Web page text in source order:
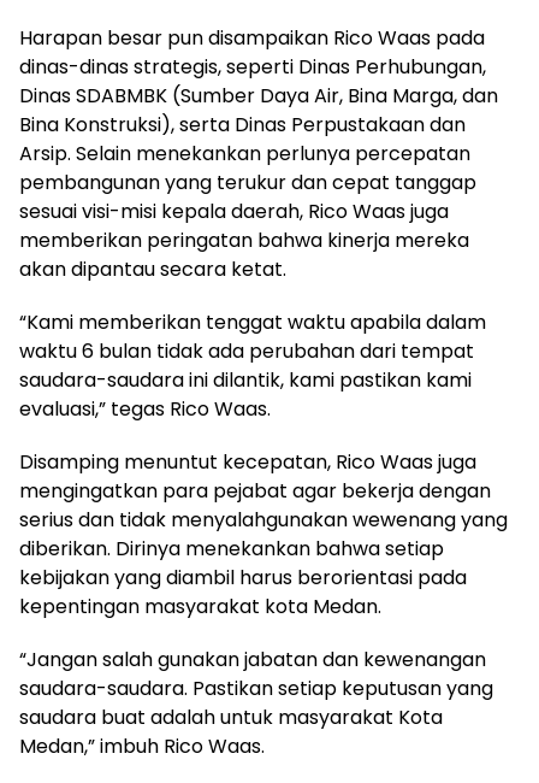
Harapan besar pun disampaikan Rico Waas pada
dinas-dinas strategis, seperti Dinas Perhubungan,
Dinas SDABMBK (Sumber Daya Air, Bina Marga, dan
Bina Konstruksi), serta Dinas Perpustakaan dan
Arsip. Selain menekankan perlunya percepatan
pembangunan yang terukur dan cepat tanggap
sesuai visi-misi kepala daerah, Rico Waas juga
memberikan peringatan bahwa kinerja mereka
akan dipantau secara ketat.
“Kami memberikan tenggat waktu apabila dalam
waktu 6 bulan tidak ada perubahan dari tempat
saudara-saudara ini dilantik, kami pastikan kami
evaluasi,” tegas Rico Waas.
Disamping menuntut kecepatan, Rico Waas juga
mengingatkan para pejabat agar bekerja dengan
serius dan tidak menyalahgunakan wewenang yang
diberikan. Dirinya menekankan bahwa setiap
kebijakan yang diambil harus berorientasi pada
kepentingan masyarakat kota Medan.
“Jangan salah gunakan jabatan dan kewenangan
saudara-saudara. Pastikan setiap keputusan yang
saudara buat adalah untuk masyarakat Kota
Medan,” imbuh Rico Waas.